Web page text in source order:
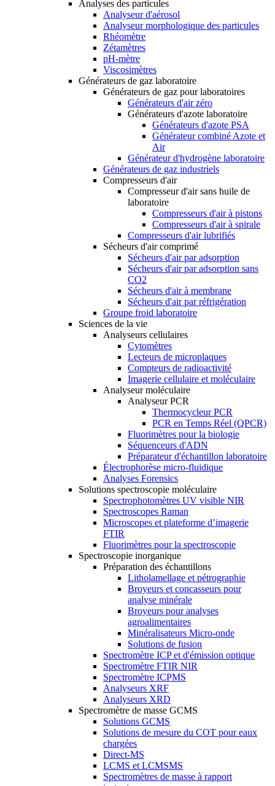
Analyses des particules
Analyseur d'aérosol
Analyseur morphologique des particules
Rhéomètre
Zétamètres
pH-mètre
Viscosimètres
Générateurs de gaz laboratoire
Générateurs de gaz pour laboratoires
Générateurs d'air zéro
Générateurs d'azote laboratoire
Générateurs d'azote PSA
Générateur combiné Azote et
Air
Générateur d'hydrogène laboratoire
Générateurs de gaz industriels
Compresseurs d'air
Compresseur d'air sans huile de
laboratoire
Compresseurs d'air à pistons
Compresseurs d'air à spirale
Compresseurs d'air lubrifiés
Sécheurs d'air comprimé
Sécheurs d'air par adsorption
Sécheurs d'air par adsorption sans
CO2
Sécheurs d'air à membrane
Sécheurs d'air par réfrigération
Groupe froid laboratoire
Sciences de la vie
Analyseurs cellulaires
Cytomètres
Lecteurs de microplaques
Compteurs de radioactivité
Imagerie cellulaire et moléculaire
Analyseur moléculaire
Analyseur PCR
Thermocycleur PCR
PCR en Temps Réel (QPCR)
Fluorimètres pour la biologie
Séquenceurs d'ADN
Préparateur d'échantillon laboratoire
Électrophorèse micro-fluidique
Analyses Forensics
Solutions spectroscopie moléculaire
Spectrophotomètres UV visible NIR
Spectroscopes Raman
Microscopes et plateforme d’imagerie
FTIR
Fluorimètres pour la spectroscopie
Spectroscopie inorganique
Préparation des échantillons
Litholamellage et pétrographie
Broyeurs et concasseurs pour
analyse minérale
Broyeurs pour analyses
agroalimentaires
Minéralisateurs Micro-onde
Solutions de fusion
Spectromètre ICP et d'émission optique
Spectromètre FTIR NIR
Spectromètre ICPMS
Analyseurs XRF
Analyseurs XRD
Spectromètre de masse GCMS
Solutions GCMS
Solutions de mesure du COT pour eaux
chargées
Direct-MS
LCMS et LCMSMS
Spectromètres de masse à rapport